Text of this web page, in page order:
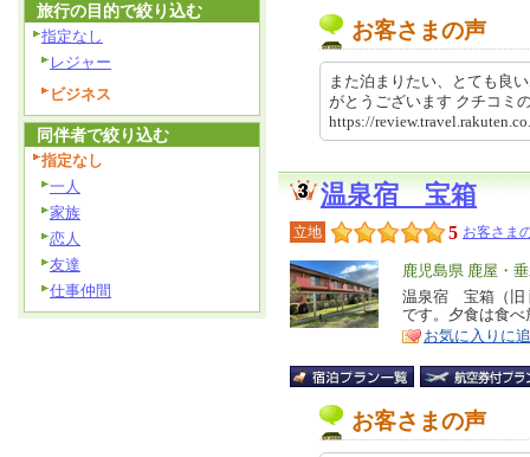
お客さまの声
また泊まりたい、とても良
がとうございます クチコ
https://
温泉宿 宝箱
立地 5 お客さま
エ
リ
ア
鹿児島県 鹿屋・
特
徴
温泉宿 宝箱（旧
です。夕食は食
お気に入りに
お客さまの声
旅行の目的で絞り込む
指定なし
レジャー
ビジネス
同伴者で絞り込む
指定なし
一人
家族
恋人
友達
仕事仲間